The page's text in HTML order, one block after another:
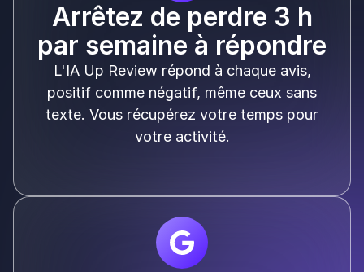
Arrêtez de perdre 3 h
par semaine à répondre
L'IA Up Review répond à chaque avis,
positif comme négatif, même ceux sans
texte. Vous récupérez votre temps pour
votre activité.